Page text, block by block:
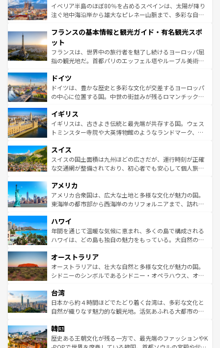
景など、自然景観も見逃せない。観光の合間には、本場の
ピザやパスタなど、絶品のイタリア料理を堪能することも
ませてくれるイタリアで、忘れられない旅をしてみよう！
なお、新着のイタリア情報は
しい。
イベリア半島のほぼ80％を占めるスペインは、太陽が降り
注ぐ地中海沿岸から雄大なピレネー山脈まで、多彩な自然
文化が根付くこの国では、情熱的なフラメンコ、熱気あふ
れる闘牛、そして美味しいタパスが生活の一部となってい
る。首都マドリードの洗練された雰囲気や、バルセロナの
アートに溢れた街角から、地方では古代ローマ遺跡や中世
せる。地方によって風土や気候が異なるスペインはその個
性で訪れる人を魅了する。 なお、新着のスペイン情報は コ
ンテンツ一覧を参照してほしい。
フランスの基本情報と観光ガイド・有名観光スポ
ット
フランスは、世界中の旅行者を魅了し続けるヨーロッパ屈
指の観光地だ。首都パリのエッフェル塔やルーブル美術館
で、幅広い魅力が詰まっている。華麗な宮殿、歴史的な大
聖堂、美しいビーチ、そして豊かな自然が、訪れる者を心
から魅了する。また、フランスは美食の国としても知ら
いる。シャンパンの発祥地であるランス、プロヴァンスの
香り高いラベンダー畑など、多彩な楽しみ方が可能だ。さ
らに、パリ以外の地域にも魅力が溢れており、どの街角に
れる地方に足を運ぶとそれぞれで全く異なる文化を体験で
きるだろう。 なお、新着のフランス情報はコンテンツ一覧
を参照してほしい。
ドイツ
ドイツは、豊かな歴史と多彩な文化が交差するヨーロッパ
の中心に位置する国。中世の街並みが残るロマンチック街
顔を持つこの国は、どこを歩いても飽きることがない。ベ
ルリンの文化的活気、バイエルン州のアルプスの絶景、そ
してライン川沿いのワイン畑といった風景は必見。ビール
は、お酒好きな人にはぜひ体験してほしい。 なお、新着の
ドイツ情報はコンテンツ一覧を参照してほしい。
イギリス
イギリスは、古きよき伝統と最先端が共存する国。ウェス
トミンスター寺院や大英博物館のようなランドマーク、歴
リアごとに異なる魅力がある。また、優雅なアフタヌーン
ティー、ビール好きにはたまらない英国パブ、サッカー観
戦など、本場だからこそできる体験も豊富。イギリスを旅
ンツ一覧を参照してほしい。
スイス
スイスの国土面積は九州ほどの広さだが、運行時刻が正確
な交通網が整備されており、初心者でも安心して個人旅行
の建物がそのまま残る町や、スイスならではのユニークな
博物館もあり、アルプス観光だけでなく町歩きも満喫する
ことができる。国民の所得が高いため物価も高いが、旅行
ば市内交通費無料で観光を楽しむこともできる。 なお、新
着のスイス情報はコンテンツ一覧 を参照してほしい。
アメリカ
アメリカ合衆国は、広大な土地と多様な文化が魅力の国。
東海岸の都市部から西海岸のカリフォルニアまで、訪れる
のような巨大都市は、観光、ショッピング、エンターテイ
ンメントが詰まった刺激的なスポットだ。一方、アメリカ
西部には大自然が広がり、グランドキャニオンやイエロー
部のニューオーリンズでは、音楽と美食が融合した独特の
文化が魅力。旅行者はアメリカの各地域で異なる魅力を楽
しみながら、その多様性と豊かな歴史を感じることができ
ならではの贅沢な旅のスタイルだ。 なお、新着のアメリカ
情報はコンテンツ一覧を参照してほしい。
ハワイ
年間を通じて温暖な気候に恵まれ、多くの島で構成される
ハワイは、どの島も独自の魅力をもっている。大自然の神
ワイ島は見逃せない。また、定番の観光地といえばオアフ
島だが、静かな自然を求めるならマウイ島やカウアイ島が
おすすめ。エメラルドグリーンに輝く海をはじめ、豊かな
れるおもてなしの心で訪れる人々を迎えてくれるハワイの
人々、おいしいローカルフードやハワイアンミュージッ
ク、伝統的なフラダンスなど、すべてがハワイの魅力を彩
ワイを、存分に味わってほしい。 なお、新着のハワイ情報
はコンテンツ一覧を参照してほしい。
オーストラリア
オーストラリアは、壮大な自然と多様な文化が魅力の国。
シドニーのシンボルであるシドニー・オペラハウス、オー
リアリーフや大陸中央部にそびえるウルル（エアーズロッ
ク）、タスマニアの美しい原生林やケアンズの熱帯雨林な
ど、見どころがたくさん。また、カフェやワイン、オージ
いる。アクティビティも充実しており、サーフィンやダイ
ビング、ハイキングなど、アウトドア好きにはたまらな
い。オーストラリアの多彩な魅力を存分に味わいつくそ
台湾
日本から約４時間ほどでたどり着く台湾は、多彩な文化と
自然が織りなす魅力的な観光地。活気あふれる大都市の台
ン）、静ひつな山岳地帯である台湾東部など、都市の喧騒
と山間の静けさが共存しており、訪れる人に新しい発見と
驚きをもたらしてくれる。また、奥深い台湾の食文化も魅
韓国
歴史ある王朝文化が残る一方で、最先端のファッションやK